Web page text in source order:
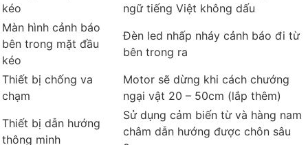
kéo
ngữ tiếng Việt không dấu
Màn hình cảnh báo
bên trong mặt đầu
kéo
Đèn led nhấp nháy cảnh báo đi từ
bên trong ra
Thiết bị chống va
chạm
Motor sẽ dừng khi cách chướng
ngại vật 20 – 50cm (lắp thêm)
Thiết bị dẫn hướng
thông minh
Sử dụng cảm biến từ và hàng nam
châm dẫn hướng được chôn sâu